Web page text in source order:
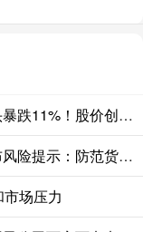
配资炒股网站问必选 刚刚，国际巨头暴跌11%！股价创近三年半新低，发生了什么？
什么叫股票杠杆 北京金融监管局发布风险提示：防范货运领域“套路运”诈骗
场压力